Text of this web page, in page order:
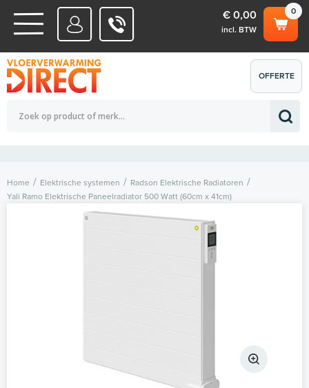
WATERSYSTEMEN
ELEKTRISCHE SYSTEMEN
0
€ 0,00
incl. BTW
Totaalbedrag (incl. BTW) € 0,00
OFFERTE
AANVRAGEN
Home Elektrische systemen
Radson Elektrische Radiatoren
Yali Ramo Elektrische Paneelradiator 500 Watt (60cm x 41cm)